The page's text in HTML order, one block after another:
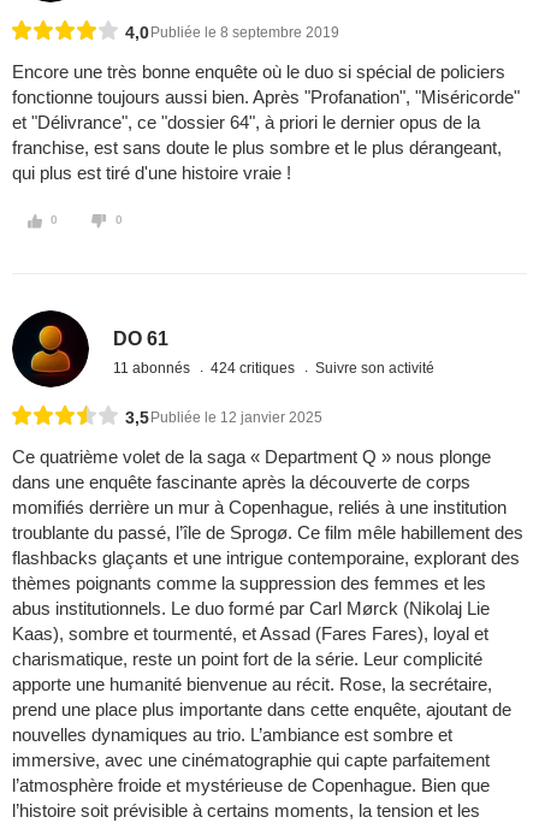
4,0 Publiée le 8 septembre 2019
Encore une très bonne enquête où le duo si spécial de policiers
fonctionne toujours aussi bien. Après "Profanation", "Miséricorde"
et "Délivrance", ce "dossier 64", à priori le dernier opus de la
franchise, est sans doute le plus sombre et le plus dérangeant,
qui plus est tiré d'une histoire vraie !
0 0
DO 61
11 abonnés 424 critiques Suivre son activité
3,5 Publiée le 12 janvier 2025
Ce quatrième volet de la saga « Department Q » nous plonge
dans une enquête fascinante après la découverte de corps
momifiés derrière un mur à Copenhague, reliés à une institution
troublante du passé, l’île de Sprogø. Ce film mêle habillement des
flashbacks glaçants et une intrigue contemporaine, explorant des
thèmes poignants comme la suppression des femmes et les
abus institutionnels. Le duo formé par Carl Mørck (Nikolaj Lie
Kaas), sombre et tourmenté, et Assad (Fares Fares), loyal et
charismatique, reste un point fort de la série. Leur complicité
apporte une humanité bienvenue au récit. Rose, la secrétaire,
prend une place plus importante dans cette enquête, ajoutant de
nouvelles dynamiques au trio. L’ambiance est sombre et
immersive, avec une cinématographie qui capte parfaitement
l’atmosphère froide et mystérieuse de Copenhague. Bien que
l’histoire soit prévisible à certains moments, la tension et les